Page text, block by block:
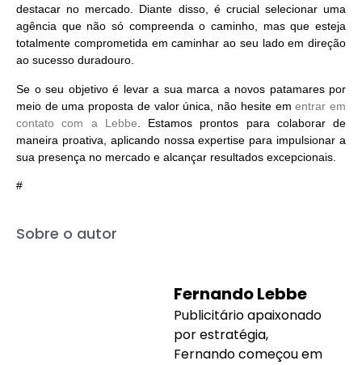
destacar no mercado. Diante disso, é crucial selecionar uma
agência que não só compreenda o caminho, mas que esteja
totalmente comprometida em caminhar ao seu lado em direção
ao sucesso duradouro.
Se o seu objetivo é levar a sua marca a novos patamares por
meio de uma proposta de valor única, não hesite ementrar em
contato com a Lebbe . Estamos prontos para colaborar de
maneira proativa, aplicando nossa expertise para impulsionar a
sua presença no mercado e alcançar resultados excepcionais.
#
Sobre o autor
Fernando Lebbe
Publicitário apaixonado
por estratégia,
Fernando começou em